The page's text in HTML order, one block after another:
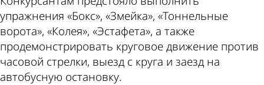
упражнения «Бокс», «Змейка», «Тоннельные
ворота», «Колея», «Эстафета», а также
продемонстрировать круговое движение против
часовой стрелки, выезд с круга и заезд на
автобусную остановку.